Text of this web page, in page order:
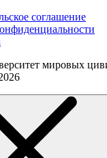
соглашение
мировых